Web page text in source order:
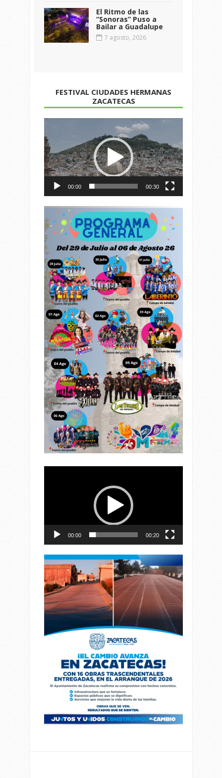
El Ritmo de las
“Sonoras” Puso a
Bailar a Guadalupe
7 agosto, 2026
FESTIVAL CIUDADES HERMANAS
ZACATECAS
de
vídeo
00:00 00:30
00:00 00:20